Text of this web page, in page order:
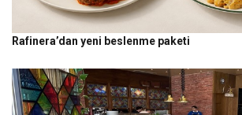
Rafinera’dan yeni beslenme paketi